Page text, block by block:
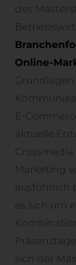
des
Online-
Grundlagen
E-
aktuelle
Marketing
ausführlich
es sich um
sich der